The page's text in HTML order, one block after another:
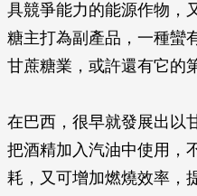
具競爭能力的能源作物，
糖主打為副產品，一種蠻
甘蔗糖業，或許還有它的
在巴西，很早就發展出以
把酒精加入汽油中使用，
耗，又可增加燃燒效率，